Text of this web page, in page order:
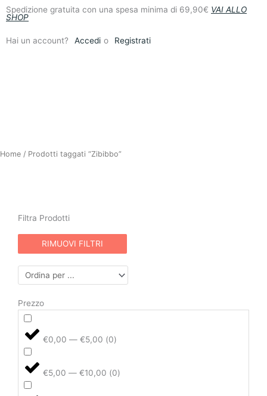
VaiSpedizione gratuita con una spesa minima di 69,90€ VAI ALLO
SHOP
Hai un account? Accedi o Registrati
Home / Prodotti taggati “Zibibbo”
Filtra Prodotti
RIMUOVI FILTRI
Prezzo
€0,00 — €5,00 (0)
€5,00 — €10,00 (0)